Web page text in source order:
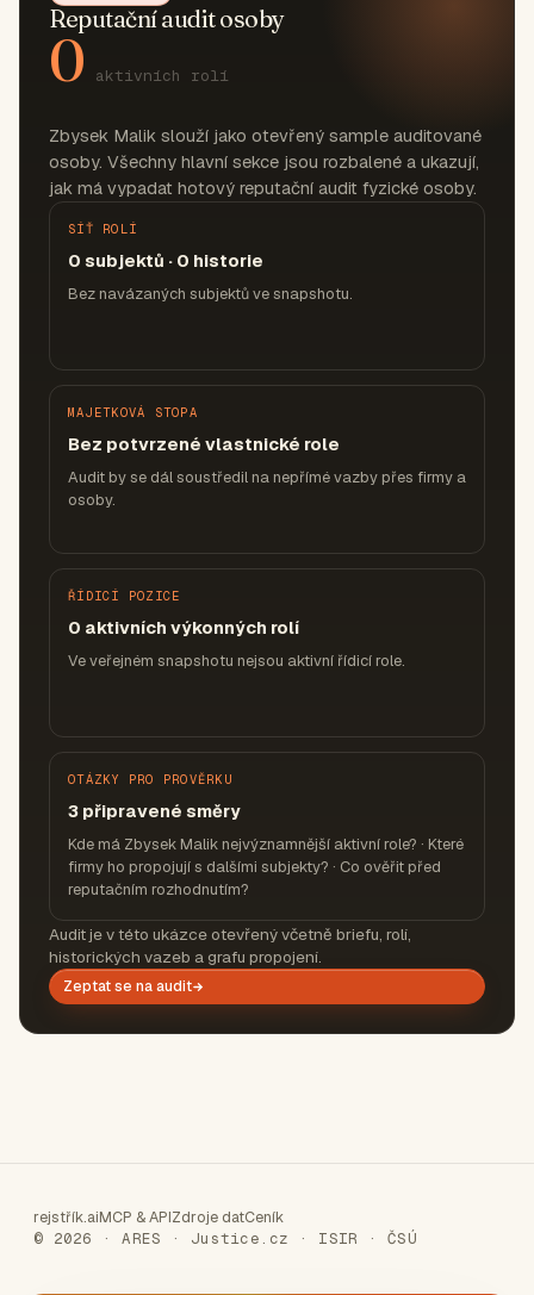
Reputační audit osoby
0 aktivních rolí
Zbysek Malik slouží jako otevřený sample auditované
osoby. Všechny hlavní sekce jsou rozbalené a ukazují,
jak má vypadat hotový reputační audit fyzické osoby.
SÍŤ ROLÍ
0 subjektů · 0 historie
Bez navázaných subjektů ve snapshotu.
MAJETKOVÁ STOPA
Bez potvrzené vlastnické role
Audit by se dál soustředil na nepřímé vazby přes firmy a
osoby.
ŘÍDICÍ POZICE
0 aktivních výkonných rolí
Ve veřejném snapshotu nejsou aktivní řídicí role.
OTÁZKY PRO PROVĚRKU
3 připravené směry
Kde má Zbysek Malik nejvýznamnější aktivní role? · Které
firmy ho propojují s dalšími subjekty? · Co ověřit před
reputačním rozhodnutím?
Audit je v této ukázce otevřený včetně briefu, rolí,
historických vazeb a grafu propojení.
Zeptat se na audit
rejstřík.aiMCP & APIZdroje datCeník
© 2026 · ARES · Justice.cz · ISIR · ČSÚ